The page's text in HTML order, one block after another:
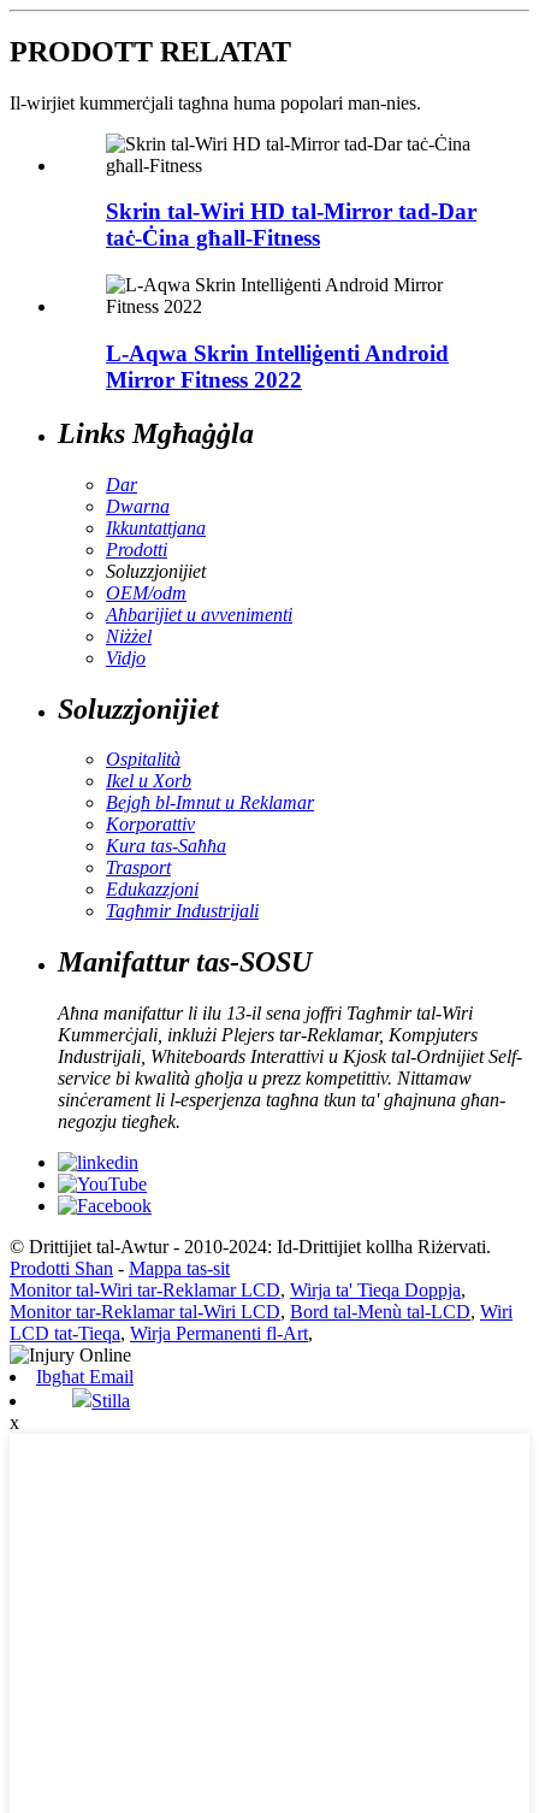
PRODOTT RELATAT
Il-wirjiet kummerċjali tagħna huma popolari man-nies.
Skrin tal-Wiri HD tal-Mirror tad-Dar
taċ-Ċina għall-Fitness
L-Aqwa Skrin Intelliġenti Android
Mirror Fitness 2022
Links Mgħaġġla
Dar
Dwarna
Ikkuntattjana
Prodotti
Soluzzjonijiet
OEM/odm
Aħbarijiet u avvenimenti
Niżżel
Vidjo
Soluzzjonijiet
Ospitalità
Ikel u Xorb
Bejgħ bl-Imnut u Reklamar
Korporattiv
Kura tas-Saħħa
Trasport
Edukazzjoni
Tagħmir Industrijali
Manifattur tas-SOSU
Aħna manifattur li ilu 13-il sena joffri Tagħmir tal-Wiri
Kummerċjali, inklużi Plejers tar-Reklamar, Kompjuters
Industrijali, Whiteboards Interattivi u Kjosk tal-Ordnijiet Self-
service bi kwalità għolja u prezz kompetittiv. Nittamaw
sinċerament li l-esperjenza tagħna tkun ta' għajnuna għan-
negozju tiegħek.
© Drittijiet tal-Awtur - 2010-2024: Id-Drittijiet kollha Riżervati.
Prodotti Sħan - Mappa tas-sit
Monitor tal-Wiri tar-Reklamar LCD, Wirja ta' Tieqa Doppja,
Monitor tar-Reklamar tal-Wiri LCD, Bord tal-Menù tal-LCD, Wiri
LCD tat-Tieqa, Wirja Permanenti fl-Art,
Ibgħat Email
Stilla
x